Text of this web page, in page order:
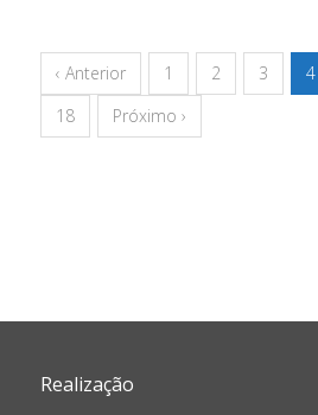
‹ Anterior 1 2 3 4
18
Próximo ›
Realização